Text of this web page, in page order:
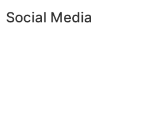
Social Media